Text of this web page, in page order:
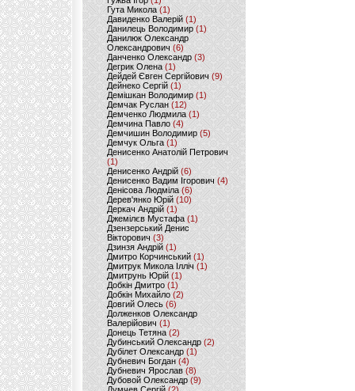
Гута Микола (1)
Давиденко Валерій (1)
Данилець Володимир(1)
Данилюк Олександр
Олександрович (6)
Данченко Олександр (3)
Дегрик Олена(1)
Дейдей Євген Сергійович(9)
Дейнеко Сергій (1)
Демішкан Володимир(1)
Демчак Руслан (12)
Демченко Людмила (1)
Демчина Павло (4)
Демчишин Володимир (5)
Демчук Ольга(1)
Денисенко Анатолій Петрович
(1)
Денисенко Андрій (6)
Денисенко Вадим Ігорович (4)
Денісова Людміла(6)
Дерев'янко Юрій(10)
Деркач Андрій(1)
Джемілєв Мустафа (1)
Дзензерський Денис
Вікторович (3)
Дзинзя Андрій (1)
Дмитро Корчинський (1)
Дмитрук Микола Ілліч (1)
Дмитрунь Юрій (1)
Добкін Дмитро(1)
Добкін Михайло (2)
Довгий Олесь (6)
Долженков Олександр
Валерійович (1)
Донець Тетяна (2)
Дубинський Олександр(2)
Дубілет Олександр (1)
Дубневич Богдан (4)
Дубневич Ярослав (8)
Дубовой Олександр(9)